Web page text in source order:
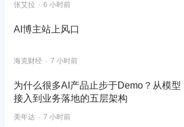
张艾拉 6 小时前
AI博主站上风口
海克财经 7 小时前
为什么很多AI产品止步于Demo？从模型
接入到业务落地的五层架构
美年达 7 小时前